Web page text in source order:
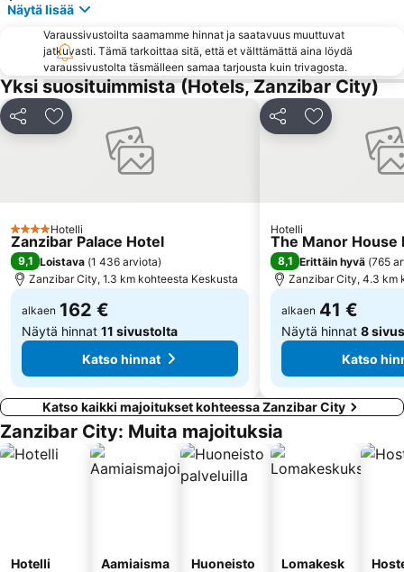
Näytä lisää
Varaussivustoilta saamamme hinnat ja saatavuus muuttuvat
jatkuvasti. Tämä tarkoittaa sitä, että et välttämättä aina löydä
varaussivustolta täsmälleen samaa tarjousta kuin trivagosta.
Yksi suosituimmista (Hotels, Zanzibar City)
Jaa Lisää suosikkeihin
4 Tähtiluokitus
Hotelli
Zanzibar Palace Hotel
9,1 Loistava (1 436 arviota)
Zanzibar City, 1.3 km kohteesta Keskusta
alkaen 162 €
Näytä hinnat 11 sivustolta
Katso hinnat
Jaa Lisää
Hotelli
The Manor House
8,1 Erittäin hyvä (765
Zanzibar City, 4.3 km
alkaen 41 €
Näytä hinnat 8
Katso
Katso kaikki majoitukset kohteessa Zanzibar City
Zanzibar City: Muita majoituksia
Hotelli
Aamiaisma
Huoneisto
Lomakesk